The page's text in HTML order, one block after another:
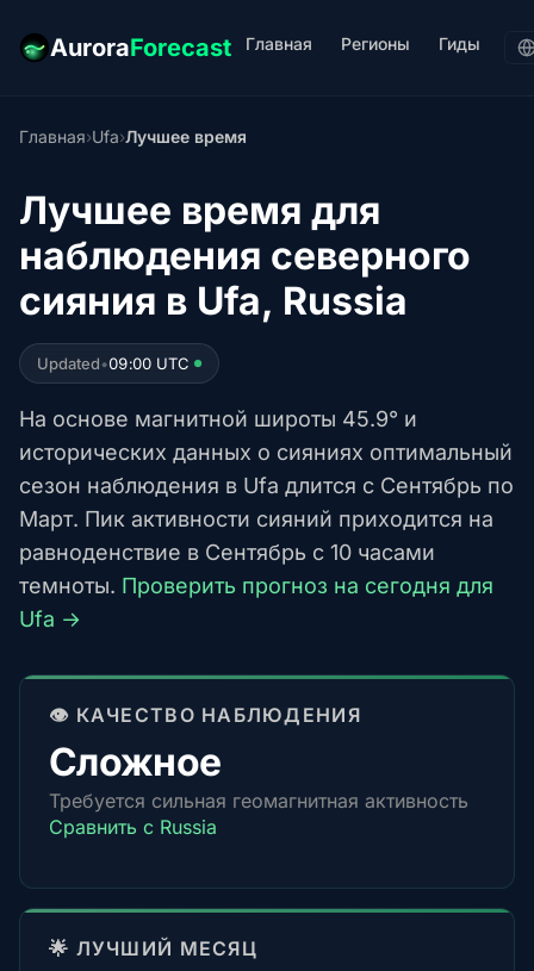
AuroraForecast Главная Регионы Гиды
Главная›Ufa›Лучшее время
Лучшее время для
наблюдения северного
сияния в Ufa, Russia
Updated•09:00 UTC
На основе магнитной широты 45.9° и
исторических данных о сияниях оптимальный
сезон наблюдения в Ufa длится с Сентябрь по
Март. Пик активности сияний приходится на
равноденствие в Сентябрь с 10 часами
темноты. Проверить прогноз на сегодня для
Ufa →
👁️ КАЧЕСТВО НАБЛЮДЕНИЯ
Сложное
Требуется сильная геомагнитная активность
Сравнить с Russia
🌟 ЛУЧШИЙ МЕСЯЦ